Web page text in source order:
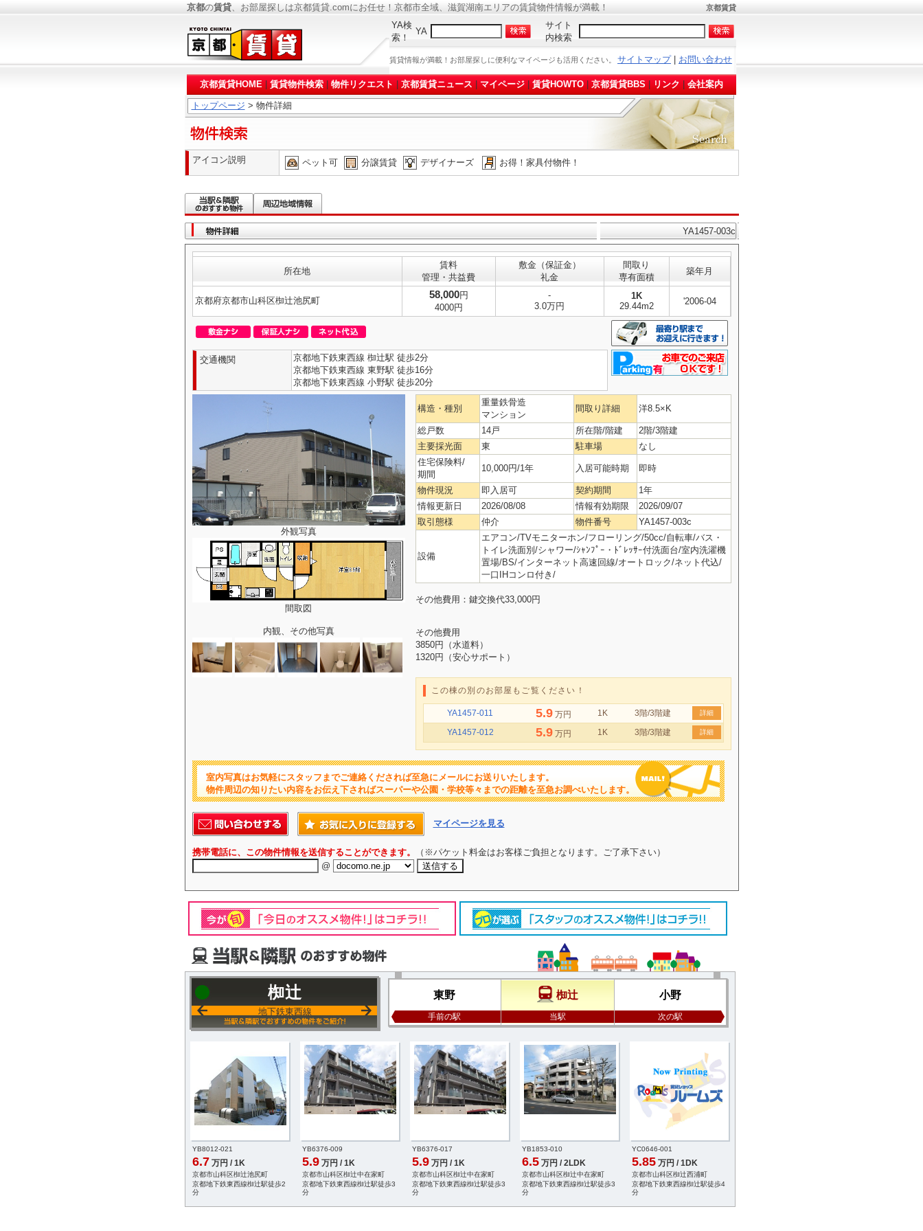
京都の賃貸、お部屋探しは京都賃貸.comにお任せ！京都市全域、滋賀湖南エリアの賃貸物件情報が満載！ 京都賃貸
YA検
索！
YA
サイト
内検索
賃貸情報が満載！お部屋探しに便利なマイページも活用ください。 サイトマップ| お問い合わせ
京都賃貸HOME 賃貸物件検索 物件リクエスト 京都賃貸ニュース マイページ 賃貸HOWTO 京都賃貸BBS リンク 会社案内
トップページ > 物件詳細
アイコン説明 ペット可 分譲賃貸 デザイナーズ お得！家具付物件！
YA1457-003c
所在地
賃料
管理・共益費
敷金（保証金）
礼金
間取り
専有面積
築年月
京都府京都市山科区椥辻池尻町
58,000円
4000円
-
3.0万円
1K
29.44m2
'2006-04
交通機関
京都地下鉄東西線 椥辻駅 徒歩2分
京都地下鉄東西線 東野駅 徒歩16分
京都地下鉄東西線 小野駅 徒歩20分
外観写真
間取図
内観、その他写真
構造・種別
重量鉄骨造
マンション
間取り詳細 洋8.5×K
総戸数 14戸 所在階/階建
2階/3階建
主要採光面
東 駐車場
なし
住宅保険料/
期間
10,000円/1年 入居可能時期 即時
物件現況 即入居可 契約期間
1年
情報更新日
2026/08/08 情報有効期限
2026/09/07
取引態様
仲介 物件番号 YA1457-003c
設備
エアコン/TVモニターホン/フローリング/50cc/自転車/バス・
トイレ洗面別/シャワー/ｼｬﾝﾌﾟｰ・ﾄﾞﾚｯｻｰ付洗面台/室内洗濯機
置場/BS/インターネット高速回線/オートロック/ネット代込/
一口IHコンロ付き/
その他費用：鍵交換代33,000円
その他費用
3850円（水道料）
1320円（安心サポート）
この棟の別のお部屋もご覧ください！
YA1457-011 5.9 万円 1K 3階/3階建 詳細
YA1457-012 5.9 万円 1K 3階/3階建 詳細
室内写真はお気軽にスタッフまでご連絡くだされば至急にメールにお送りいたします。
物件周辺の知りたい内容をお伝え下さればスーパーや公園・学校等々までの距離を至急お調べいたします。
マイページを見る
携帯電話に、この物件情報を送信することができます。
（※パケット料金はお客様ご負担となります。ご了承下さい）
@
椥辻
地下鉄東西線
東野
手前の駅
椥辻
当駅
小野
次の駅
YB8012-021
6.7 万円 / 1K
京都市山科区椥辻池尻町
京都地下鉄東西線椥辻駅徒歩2
分
YB6376-009
5.9 万円 / 1K
京都市山科区椥辻中在家町
京都地下鉄東西線椥辻駅徒歩3
分
YB6376-017
5.9 万円 / 1K
京都市山科区椥辻中在家町
京都地下鉄東西線椥辻駅徒歩3
分
YB1853-010
6.5 万円 / 2LDK
京都市山科区椥辻中在家町
京都地下鉄東西線椥辻駅徒歩3
分
YC0646-001
5.85 万円 / 1DK
京都市山科区椥辻西浦町
京都地下鉄東西線椥辻駅徒歩4
分